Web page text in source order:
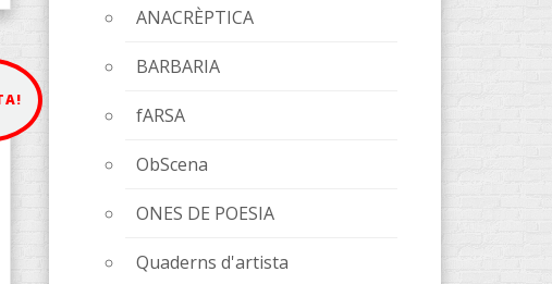
ANACRÈPTICA
BARBARIA
fARSA
ObScena
ONES DE POESIA
Quaderns d'artista